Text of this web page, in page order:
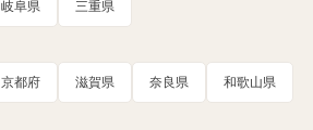
岐阜県 三重県
京都府 滋賀県 奈良県 和歌山県